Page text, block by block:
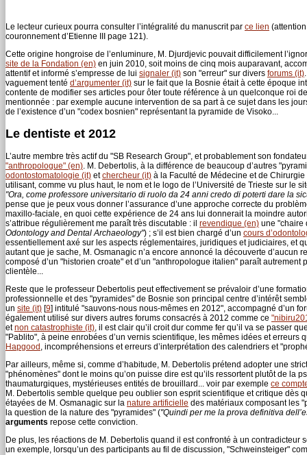
Le lecteur curieux pourra consulter l’intégralité du manuscrit par ce lien
couronnement d’Etienne III page 121).
Cette origine hongroise de l’enluminure, M. Djurdjevic pouvait difficilement
site de la Fondation (en) en juin 2010, soit moins de cinq mois auparavant,
attentif et informé s’empresse de lui signaler (it) son "erreur" sur divers forums (it)
vaguement tenté d’argumenter (it) sur le fait que la Bosnie était à cette époque
contente de modifier ses articles pour ôter toute référence à un quelconque roi
mentionnée : par exemple aucune intervention de sa part à ce sujet dans les
de l’existence d’un "codex bosnien" représentant la pyramide de Visoko...
Le dentiste et 2012
L’autre membre très actif du "SB Research Group", et probablement son
"anthropologue" (en). M. Debertolis, à la différence de beaucoup d’autres
odontostomatologie (it) etchercheur (it) à la Faculté de Médecine et de
utilisant, comme vu plus haut, le nom et le logo de l’Université de Trieste sur le
"Ora, come professore universitario di ruolo da 24 anni credo di poterti dare la
pense que je peux vous donner l’assurance d’une approche correcte du
maxillo-faciale, en quoi cette expérience de 24 ans lui donnerait la moindre
s’attribue régulièrement me paraît très discutable : il revendique (en) une "chaire
Odontology and Dental Archaeology") ; s’il est bien chargé d’un cours
essentiellement axé sur les aspects réglementaires, juridiques et judiciaires, et
autant que je sache, M. Osmanagic n’a encore annoncé la découverte
composé d’un "historien croate" et d’un "anthropologue italien" paraît
clientèle...
Reste que le professeur Debertolis peut effectivement se prévaloir d’une
professionnelle et des "pyramides" de Bosnie son principal centre d’intérêt
un site (it) [9] intitulé "sauvons-nous nous-mêmes en 2012", accompagné d’un
également utilisé sur divers autres forums consacrés à 2012 comme ce
etnon catastrophiste (it), il est clair qu’il croit dur comme fer qu’il va se passer
"Pablito", à peine enrobées d’un vernis scientifique, les mêmes idées et
Hapgood , incompréhensions et erreurs d’interprétation des calendriers et
Par ailleurs, même si, comme d’habitude, M. Debertolis prétend adopter une
"phénomènes" dont le moins qu’on puisse dire est qu’ils ressortent plutôt de la
thaumaturgiques, mystérieuses entités de brouillard... voir par exemple ce
M. Debertolis semble quelque peu oublier son esprit scientifique et critique dès
étayées de M. Osmanagic sur la nature artificielle des matériaux composant les
la question de la nature des "pyramides" ("Quindi per me la prova definitiva
arguments repose cette conviction.
De plus, les réactions de M. Debertolis quand il est confronté à un
un exemple, lorsqu’un des participants au fil de discussion, "Schweinsteiger"